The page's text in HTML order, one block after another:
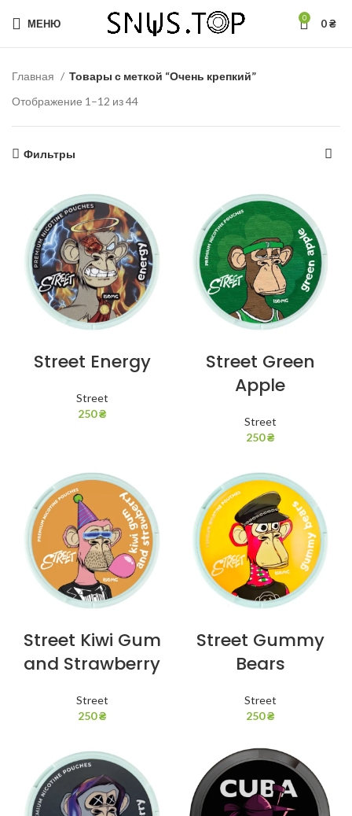
МЕНЮ 0 0₴
Главная
Товары с меткой “Очень крепкий”
Отображение 1–12 из 44
Фильтры
Street Energy
Street
250₴
Street Green
Apple
Street
250₴
Street Kiwi Gum
and Strawberry
Street
250₴
Street Gummy
Bears
Street
250₴